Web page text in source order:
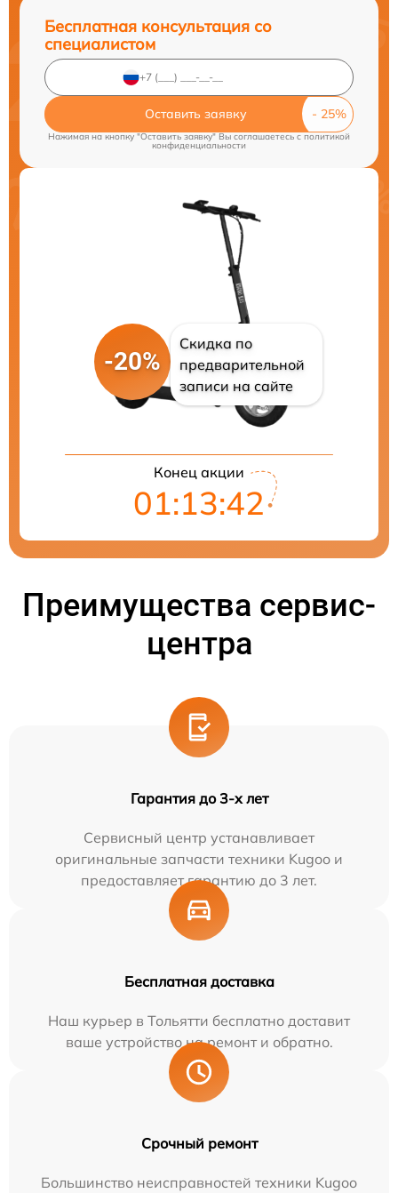
Бесплатная консультация со
специалистом
Оставить заявку
Нажимая на кнопку "Оставить заявку" Вы соглашаетесь cполитикой
конфиденциальности
-20%
Скидка по
предварительной
записи на сайте
Конец акции
01:13:41
Преимущества сервис-
центра
Гарантия до 3-х лет
Сервисный центр устанавливает
оригинальные запчасти техники Kugoo и
предоставляет гарантию до 3 лет.
Бесплатная доставка
Наш курьер в Тольятти бесплатно доставит
ваше устройство на ремонт и обратно.
Срочный ремонт
Большинство неисправностей техники Kugoo